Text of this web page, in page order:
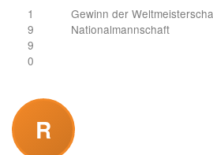
1
9
9
0
Gewinn der
Nationalmannschaft
R